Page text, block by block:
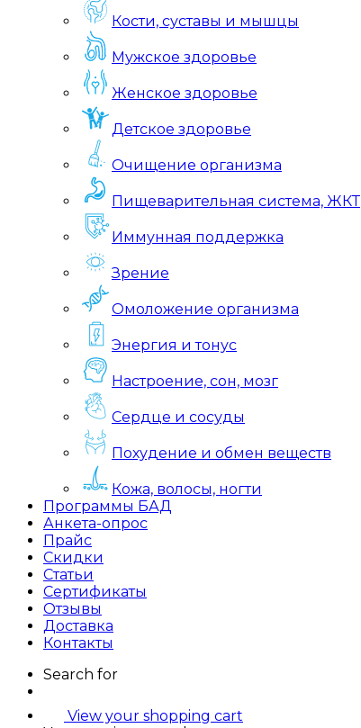
Кости, суставы и мышцы
Мужское здоровье
Женское здоровье
Детское здоровье
Очищение организма
Пищеварительная система, ЖКТ
Иммунная поддержка
Зрение
Омоложение организма
Энергия и тонус
Настроение, сон, мозг
Сердце и сосуды
Похудение и обмен веществ
Кожа, волосы, ногти
Программы БАД
Анкета-опрос
Прайс
Скидки
Статьи
Сертификаты
Отзывы
Доставка
Контакты
Search for
View your shopping cart